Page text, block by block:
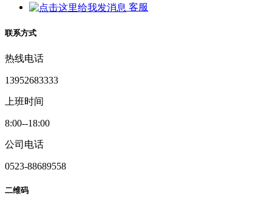
客服
联系方式
热线电话
13952683333
上班时间
8:00--18:00
公司电话
0523-88689558
二维码